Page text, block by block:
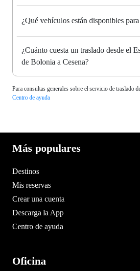
¿Qué vehículos están disponibles para
¿Cuánto cuesta un traslado desde el
de Bolonia a Cesena?
Para consultas generales sobre el servicio de traslado
Centro de ayuda
Más populares
Destinos
Mis reservas
Crear una cuenta
Descarga la App
Centro de ayuda
Oficina